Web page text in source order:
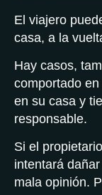
El viajero
casa, a la
Hay casos,
comportado
en su casa y
responsable.
Si el
intentará
mala opinión.